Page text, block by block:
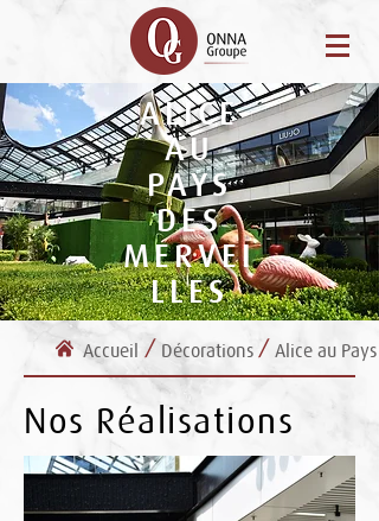
ALICE
AU
PAYS
DES
MERVEI
LLES
Nos Réalisations
Accueil / Décorations / Alice au Pays